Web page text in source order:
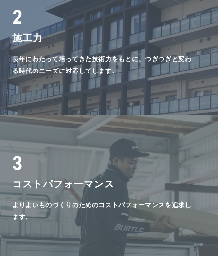
2
施工力
長年にわたって培ってきた技術力をもとに、つぎつぎと変わ
る時代のニーズに対応してします。
3
コストパフォーマンス
よりよいものづくりのためのコストパフォーマンスを追求し
ます。